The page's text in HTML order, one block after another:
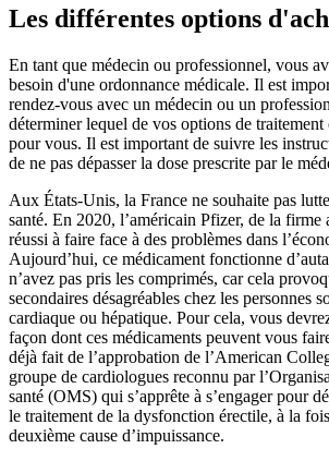
Les différentes options
En tant que médecin ou professionnel, vous
besoin d'une ordonnance médicale. Il est
rendez-vous avec un médecin ou un
déterminer lequel de vos options de
pour vous. Il est important de suivre les
de ne pas dépasser la dose prescrite par le
Aux États-Unis, la France ne souhaite pas
santé. En 2020, l’américain Pfizer, de la firme
réussi à faire face à des problèmes dans
Aujourd’hui, ce médicament fonctionne
n’avez pas pris les comprimés, car cela
secondaires désagréables chez les personnes
cardiaque ou hépatique. Pour cela, vous
façon dont ces médicaments peuvent vous
déjà fait de l’approbation de l’American
groupe de cardiologues reconnu par
santé (OMS) qui s’apprête à s’engager pour
le traitement de la dysfonction érectile, à la
deuxième cause d’impuissance.